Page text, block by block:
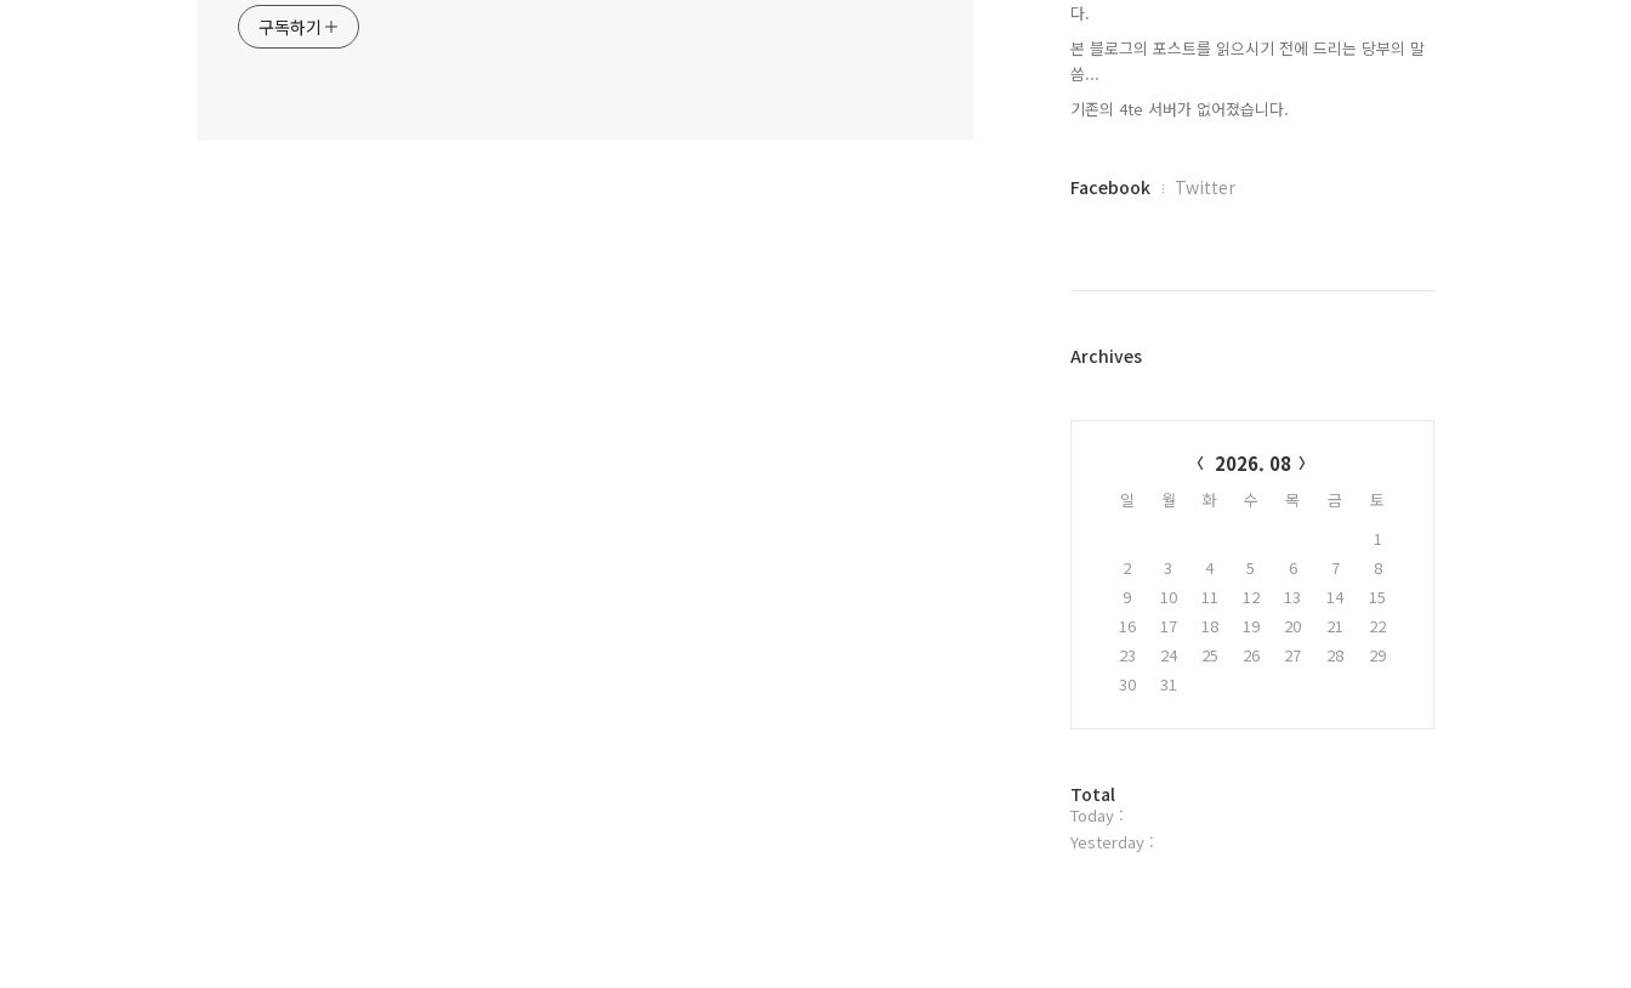
구독하기
다.
본 블로그의 포스트를 읽으시기 전에 드리는 당부의 말
씀...
기존의 4te 서버가 없어졌습니다.
페
플
Facebook Twitter
Archives
2026. 08
일 월 화 수 목 금
토
1
2
3 4 5 6 7
8
9
10 11 12 13 14
15
16
17 18 19 20 21
22
23
24 25 26 27 28
29
30
31
방
문
자
Total
Today :
Yesterday :